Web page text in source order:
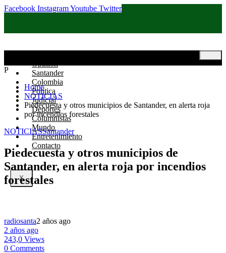
Facebook InstagramYoutube Twitter
Opinión
Santander
Colombia
Política
Judicial
Deportes
Columnistas
Mundo
Entretenimiento
Contacto
X
P
Home
NOTICIAS
Piedecuesta y otros municipios de Santander, en alerta roja
por incendios forestales
NOTICIASSantander
Piedecuesta y otros municipios de
Santander, en alerta roja por incendios
forestales
radiosanta2 años ago
2 años ago
243,0 Views
0 Comments